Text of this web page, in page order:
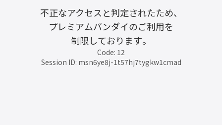
不正なアクセスと判定されたため、
プレミアムバンダイのご利用を
制限しております。
Code: 12
Session ID: msn6ye8j-1t57hj7tygkw1cmad